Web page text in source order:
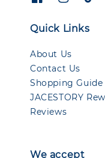
Quick Links
About Us
Contact Us
Shopping Guide
JACESTORY
Reviews
We accept